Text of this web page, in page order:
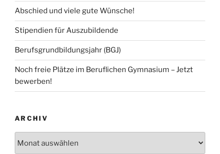
Abschied und viele gute Wünsche!
Stipendien für Auszubildende
Berufsgrundbildungsjahr (BGJ)
Noch freie Plätze im Beruflichen Gymnasium – Jetzt
bewerben!
ARCHIV